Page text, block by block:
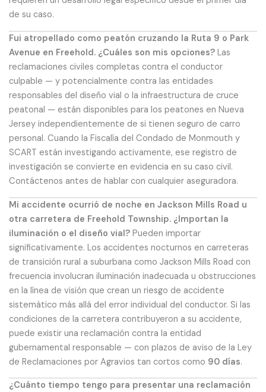
de su caso.
Fui atropellado como peatón cruzando la Ruta 9 o Park
Avenue en Freehold. ¿Cuáles son mis opciones? Las
reclamaciones civiles completas contra el conductor
culpable — y potencialmente contra las entidades
responsables del diseño vial o la infraestructura de cruce
peatonal — están disponibles para los peatones en Nueva
Jersey independientemente de si tienen seguro de carro
personal. Cuando la Fiscalía del Condado de Monmouth y
SCART están investigando activamente, ese registro de
investigación se convierte en evidencia en su caso civil.
Contáctenos antes de hablar con cualquier aseguradora.
Mi accidente ocurrió de noche en Jackson Mills Road u
otra carretera de Freehold Township. ¿Importan la
iluminación o el diseño vial? Pueden importar
significativamente. Los accidentes nocturnos en carreteras
de transición rural a suburbana como Jackson Mills Road con
frecuencia involucran iluminación inadecuada u obstrucciones
en la línea de visión que crean un riesgo de accidente
sistemático más allá del error individual del conductor. Si las
condiciones de la carretera contribuyeron a su accidente,
puede existir una reclamación contra la entidad
gubernamental responsable — con plazos de aviso de la Ley
de Reclamaciones por Agravios tan cortos como 90 días.
¿Cuánto tiempo tengo para presentar una reclamación